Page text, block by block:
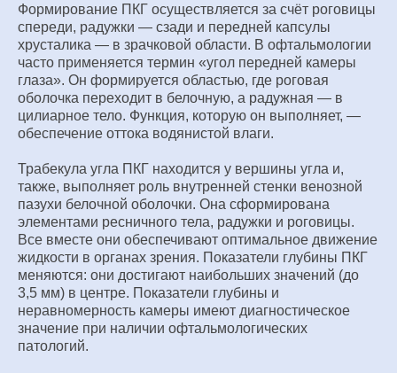
Формирование ПКГ осуществляется за счёт роговицы
спереди, радужки — сзади и передней капсулы
хрусталика — в зрачковой области. В офтальмологии
часто применяется термин «угол передней камеры
глаза». Он формируется областью, где роговая
оболочка переходит в белочную, а радужная — в
цилиарное тело. Функция, которую он выполняет, —
обеспечение оттока водянистой влаги.
Трабекула угла ПКГ находится у вершины угла и,
также, выполняет роль внутренней стенки венозной
пазухи белочной оболочки. Она сформирована
элементами ресничного тела, радужки и роговицы.
Все вместе они обеспечивают оптимальное движение
жидкости в органах зрения. Показатели глубины ПКГ
меняются: они достигают наибольших значений (до
3,5 мм) в центре. Показатели глубины и
неравномерность камеры имеют диагностическое
значение при наличии офтальмологических
патологий.